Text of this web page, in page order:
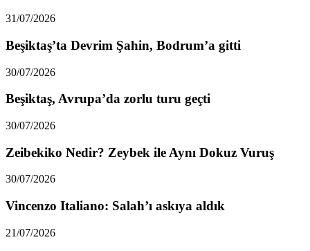
31/07/2026
Beşiktaş’ta Devrim Şahin, Bodrum’a gitti
30/07/2026
Beşiktaş, Avrupa’da zorlu turu geçti
30/07/2026
Zeibekiko Nedir? Zeybek ile Aynı Dokuz Vuruş
30/07/2026
Vincenzo Italiano: Salah’ı askıya aldık
21/07/2026